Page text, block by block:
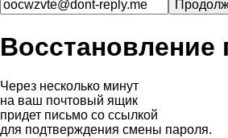
Восстановление
Через несколько минут
на ваш почтовый ящик
придет письмо со ссылкой
для подтверждения смены пароля.